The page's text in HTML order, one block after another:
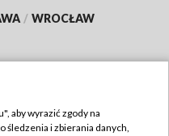
/ WROCŁAW
aby wyrazić zgody na
śledzenia i zbierania danych,